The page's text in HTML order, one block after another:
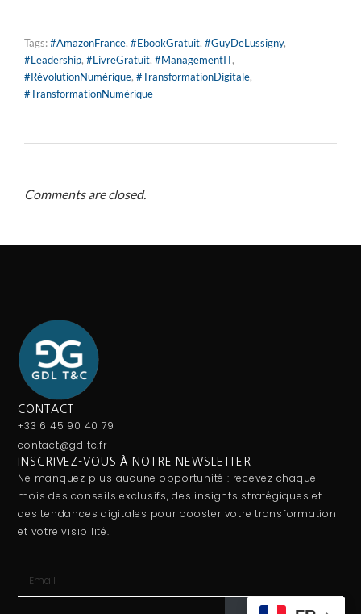
Tags:#AmazonFrance, #EbookGratuit, #GuyDeLussigny,
#Leadership, #LivreGratuit, #ManagementIT,
#RévolutionNumérique, #TransformationDigitale,
#TransformationNumérique
Comments are closed.
CONTACT
+33 6 45 90 40 79
contact@gdltc.fr
INSCRIVEZ-VOUS À NOTRE NEWSLETTER
Ne manquez plus aucune opportunité : recevez chaque
mois des conseils exclusifs, des insights stratégiques et
des tendances digitales pour booster votre transformation
et votre visibilité.